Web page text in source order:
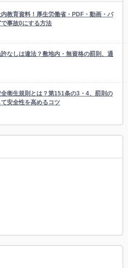
教育資料！厚生労働省・PDF・動画・パ
事故0にする方法
なしは違法？敷地内・無資格の罰則、通
衛生規則とは？第151条の3・4、罰則の
安全性を高めるコツ